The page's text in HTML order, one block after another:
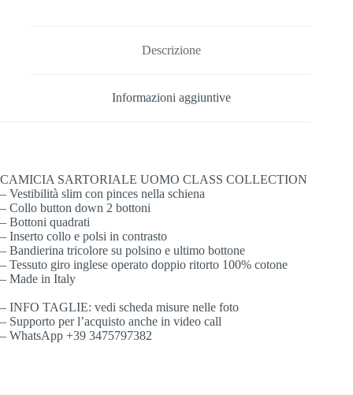
Descrizione
Informazioni aggiuntive
CAMICIA SARTORIALE UOMO CLASS COLLECTION
– Vestibilità slim con pinces nella schiena
– Collo button down 2 bottoni
– Bottoni quadrati
– Inserto collo e polsi in contrasto
– Bandierina tricolore su polsino e ultimo bottone
– Tessuto giro inglese operato doppio ritorto 100% cotone
– Made in Italy
– INFO TAGLIE: vedi scheda misure nelle foto
– Supporto per l’acquisto anche in video call
– WhatsApp +39 3475797382